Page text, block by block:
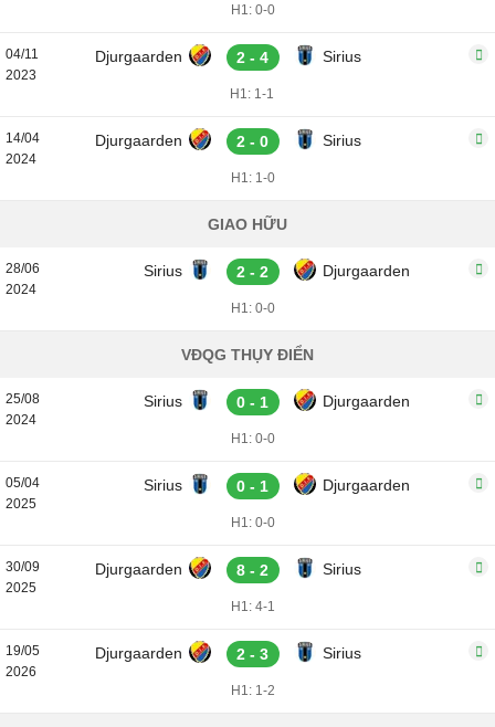
H1: 0-0
04/11
2023
Djurgaarden 2 - 4 Sirius
H1: 1-1
14/04
2024
Djurgaarden 2 - 0 Sirius
H1: 1-0
GIAO HỮU
28/06
2024
Sirius 2 - 2 Djurgaarden
H1: 0-0
VĐQG THỤY ĐIỂN
25/08
2024
Sirius 0 - 1 Djurgaarden
H1: 0-0
05/04
2025
Sirius 0 - 1 Djurgaarden
H1: 0-0
30/09
2025
Djurgaarden 8 - 2 Sirius
H1: 4-1
19/05
2026
Djurgaarden 2 - 3 Sirius
H1: 1-2